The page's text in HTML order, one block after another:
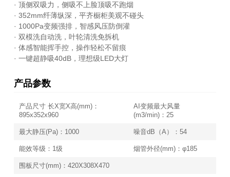
· 顶侧双吸力，侧吸不上脸顶吸不跑烟
· 352mm纤薄纵深，平齐橱柜美观不碰头
· 1000Pa变频强排，智感风压防倒灌
· 双模洗自动洗，叶轮清洗免拆机
· 体感智能挥手控，操作轻松不留痕
· 一键超静吸40dB，理想级LED大灯
产品参数
产品尺寸 长X宽X高(mm)：
895x352x960
AI变频最大风量
(m3/min)：25
最大静压(Pa)：1000 噪音dB（A）：54
能效等级：1级 烟管外径(mm)：φ185
围板尺寸(mm)：420X308X470